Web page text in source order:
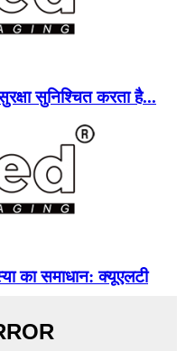
सुनिश्चित करता है...
का समाधान: क्यूएलटी